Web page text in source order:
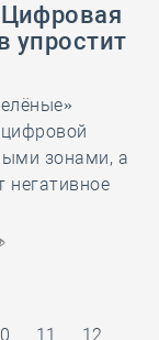
упростит
зонами, а
негативное
11
12